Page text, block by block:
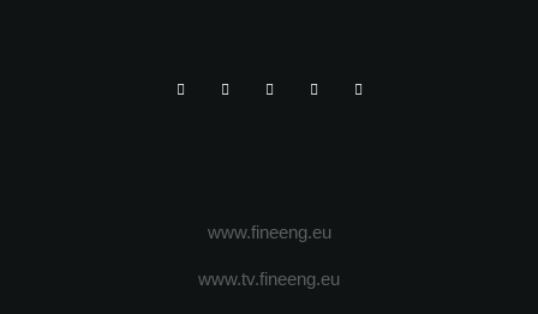
www.fineeng.eu
www.tv.fineeng.eu